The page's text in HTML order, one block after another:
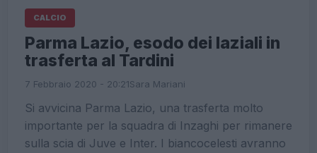
CALCIO
Parma Lazio, esodo dei laziali in
trasferta al Tardini
7 Febbraio 2020 - 20:21Sara Mariani
Si avvicina Parma Lazio, una trasferta molto
importante per la squadra di Inzaghi per rimanere
sulla scia di Juve e Inter. I biancocelesti avranno